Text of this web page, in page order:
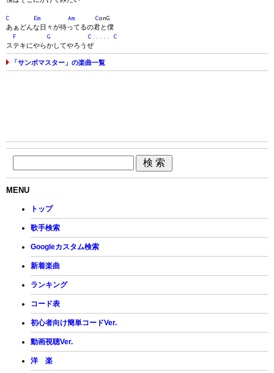
C Em Am ConG
あぁどんな日々が待ってるの君と僕
F
G C
C
ステキにやらかしてやろうぜ
「サンボマスター」の楽曲一覧
MENU
トップ
歌手検索
Googleカスタム検索
新着楽曲
ランキング
コード表
初心者向け簡単コードVer.
動画視聴Ver.
洋 楽